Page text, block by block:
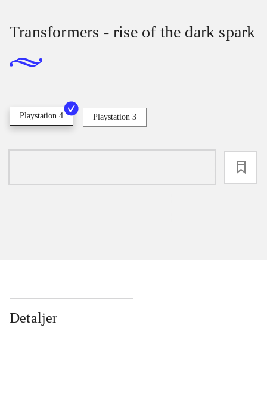
Transformers - rise of the dark spark
Playstation 4 Playstation 3
Detaljer